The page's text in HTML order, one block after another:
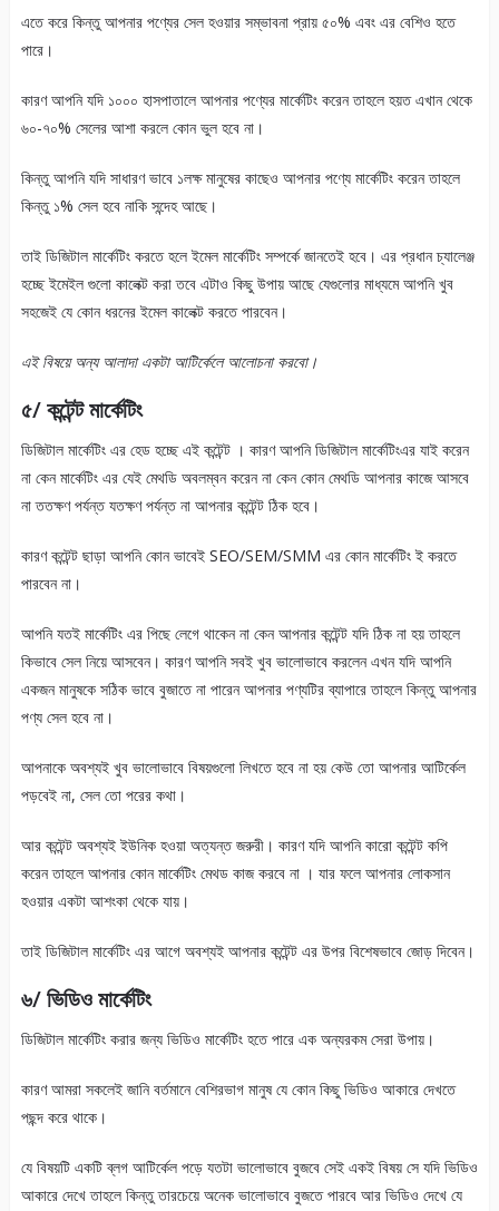
এতে করে কিন্তু আপনার পণ্যের সেল হওয়ার সম্ভাবনা প্রায় ৫০% এবং এর বেশিও হতে
পারে।
কারণ আপনি যদি ১০০০ হাসপাতালে আপনার পণ্যের মার্কেটিং করেন তাহলে হয়ত এখান থেকে
৬০-৭০% সেলের আশা করলে কোন ভুল হবে না।
কিন্তু আপনি যদি সাধারণ ভাবে ১লক্ষ মানুষের কাছেও আপনার পণ্যে মার্কেটিং করেন তাহলে
কিন্তু ১% সেল হবে নাকি সন্দেহ আছে।
তাই ডিজিটাল মার্কেটিং করতে হলে ইমেল মার্কেটিং সম্পর্কে জানতেই হবে। এর প্রধান চ্যালেঞ্জ
হচ্ছে ইমেইল গুলো কালেক্ট করা তবে এটাও কিছু উপায় আছে যেগুলোর মাধ্যমে আপনি খুব
সহজেই যে কোন ধরনের ইমেল কালেক্ট করতে পারবেন।
এই বিষয়ে অন্য আলাদা একটা আটির্কেলে আলোচনা করবো।
৫/ কন্টেন্ট মার্কেটিং
ডিজিটাল মার্কেটিং এর হেড হচ্ছে এই কন্টেন্ট । কারণ আপনি ডিজিটাল মার্কেটিংএর যাই করেন
না কেন মার্কেটিং এর যেই মেথডি অবলম্বন করেন না কেন কোন মেথডি আপনার কাজে আসবে
না ততক্ষণ পর্যন্ত যতক্ষণ পর্যন্ত না আপনার কন্টেন্ট ঠিক হবে।
কারণ কন্টেন্ট ছাড়া আপনি কোন ভাবেই SEO/SEM/SMM এর কোন মার্কেটিং ই করতে
পারবেন না।
আপনি যতই মার্কেটিং এর পিছে লেগে থাকেন না কেন আপনার কন্টেন্ট যদি ঠিক না হয় তাহলে
কিভাবে সেল নিয়ে আসবেন। কারণ আপনি সবই খুব ভালোভাবে করলেন এখন যদি আপনি
একজন মানুষকে সঠিক ভাবে বুজাতে না পারেন আপনার পণ্যটির ব্যাপারে তাহলে কিন্তু আপনার
পণ্য সেল হবে না।
আপনাকে অবশ্যই খুব ভালোভাবে বিষয়গুলো লিখতে হবে না হয় কেউ তো আপনার আটির্কেল
পড়বেই না, সেল তো পরের কথা।
আর কন্টেন্ট অবশ্যই ইউনিক হওয়া অত্যন্ত জরুরী। কারণ যদি আপনি কারো কন্টেন্ট কপি
করেন তাহলে আপনার ‍কোন মার্কেটিং মেথড কাজ করবে না । যার ফলে আপনার লোকসান
হওয়ার একটা আশংকা থেকে যায়।
তাই ডিজিটাল মার্কেটিং এর আগে অবশ্যই আপনার কন্টেন্ট এর উপর বিশেষভাবে জোড় দিবেন।
৬/ ভিডিও মার্কেটিং
ডিজিটাল মার্কেটিং করার জন্য ভিডিও মার্কেটিং হতে পারে এক অন্যরকম সেরা উপায়।
কারণ আমরা সকলেই জানি বর্তমানে বেশিরভাগ মানুষ যে কোন কিছু ভিডিও আকারে দেখতে
পছন্দ করে থাকে।
যে বিষয়টি একটি ব্লগ আটির্কেল পড়ে যতটা ভালোভাবে বুজবে সেই একই বিষয় সে যদি ভিডিও
আকারে দেখে তাহলে কিন্তু তারচেয়ে অনেক ভালোভাবে বুজতে পারবে আর ভিডিও দেখে যে